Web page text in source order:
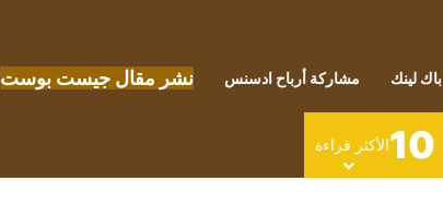
باك لينك مشاركة أرباح ادسنس نشر مقال جيست بوست
10الأكثر قراءة